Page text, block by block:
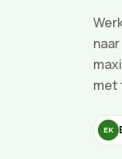
met
EK